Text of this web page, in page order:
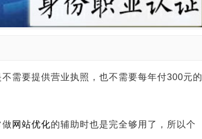
需要提供营业执照，也不需要每年付300元的
网站优化的辅助时也是完全够用了，所以个